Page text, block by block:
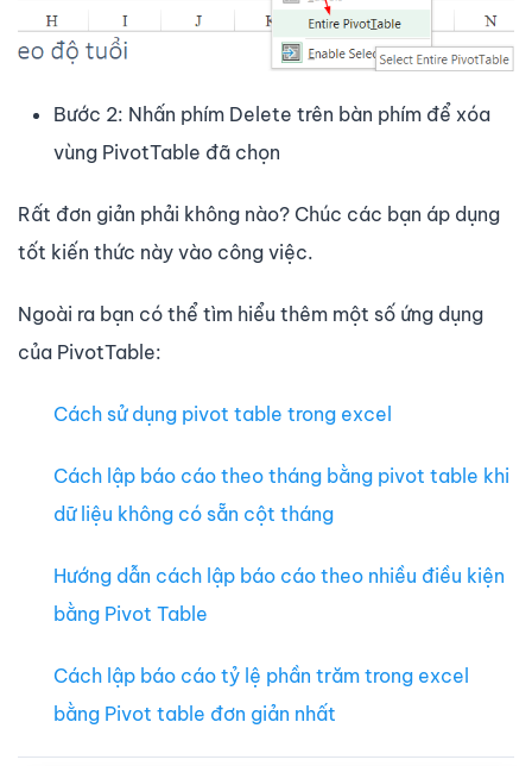
Bước 2: Nhấn phím Delete trên bàn phím để xóa
vùng PivotTable đã chọn
Rất đơn giản phải không nào? Chúc các bạn áp dụng
tốt kiến thức này vào công việc.
Ngoài ra bạn có thể tìm hiểu thêm một số ứng dụng
của PivotTable:
Cách sử dụng pivot table trong excel
Cách lập báo cáo theo tháng bằng pivot table khi
dữ liệu không có sẵn cột tháng
Hướng dẫn cách lập báo cáo theo nhiều điều kiện
bằng Pivot Table
Cách lập báo cáo tỷ lệ phần trăm trong excel
bằng Pivot table đơn giản nhất